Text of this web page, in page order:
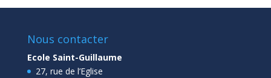
Nous contacter
Ecole Saint-Guillaume
27, rue de l’Eglise